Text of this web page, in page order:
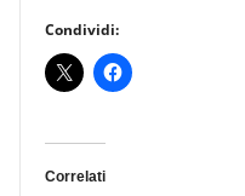
Condividi:
Correlati